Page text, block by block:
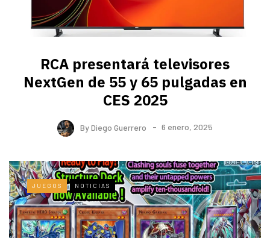
RCA presentará televisores
NextGen de 55 y 65 pulgadas en
CES 2025
ByDiego Guerrero 6 enero, 2025
JUEGOS NOTICIAS